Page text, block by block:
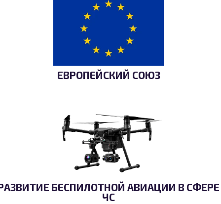
ЕВРОПЕЙСКИЙ СОЮЗ
БЕСПИЛОТНОЙ АВИАЦИИ В СФЕРЕ
ЧС